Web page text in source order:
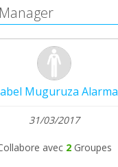
Muguruza Alarma
31/03/2017
avec2Groupes